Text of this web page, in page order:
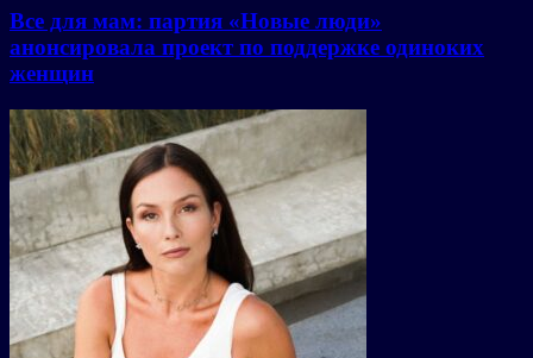
Все для мам: партия «Новые люди»
анонсировала проект по поддержке одиноких
женщин